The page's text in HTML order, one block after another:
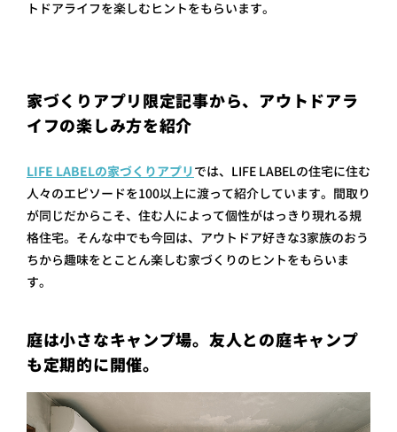
採用情
トドアライフを楽しむヒントをもらいます。
家づくりアプリ限定記事から、アウトドアラ
イフの楽しみ方を紹介
LIFE LABELの家づくりアプリでは、LIFE LABELの住宅に住む
人々のエピソードを100以上に渡って紹介しています。間取り
が同じだからこそ、住む人によって個性がはっきり現れる規
格住宅。そんな中でも今回は、アウトドア好きな3家族のおう
ちから趣味をとことん楽しむ家づくりのヒントをもらいま
す。
庭は小さなキャンプ場。友人との庭キャンプ
も定期的に開催。